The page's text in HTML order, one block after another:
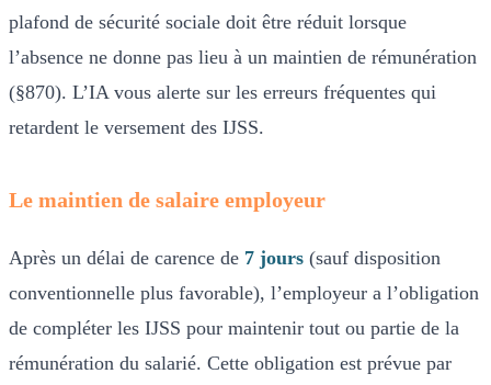
plafond de sécurité sociale doit être réduit lorsque
l’absence ne donne pas lieu à un maintien de rémunération
(§870). L’IA vous alerte sur les erreurs fréquentes qui
retardent le versement des IJSS.
Le maintien de salaire employeur
Après un délai de carence de 7 jours (sauf disposition
conventionnelle plus favorable), l’employeur a l’obligation
de compléter les IJSS pour maintenir tout ou partie de la
rémunération du salarié. Cette obligation est prévue par